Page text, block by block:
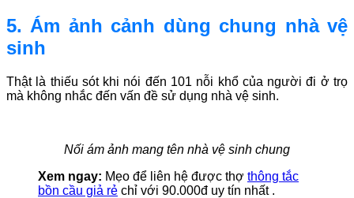
5. Ám ảnh cảnh dùng chung nhà vệ
sinh
Thật là thiếu sót khi nói đến 101 nỗi khổ của người đi ở trọ
mà không nhắc đến vấn đề sử dụng nhà vệ sinh.
Nối ám ảnh mang tên nhà vệ sinh chung
Xem ngay: Mẹo để liên hệ được thợ thông tắc
bồn cầu giả rẻ chỉ với 90.000đ uy tín nhất .